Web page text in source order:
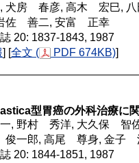
犬房 春彦, 高木 宏巳,
佐 善二, 安富 正幸
20: 1837-1843, 1987
] [全文 ( PDF 674KB)]
型胃癌の外科治療に
, 野村 秀洋, 大久保 智
俊一郎, 高尾 尊身, 金子
20: 1844-1851, 1987